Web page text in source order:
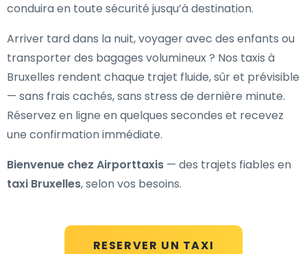
RESERVER UN TAXI
conduira en toute sécurité jusqu’à destination.
Arriver tard dans la nuit, voyager avec des enfants ou
transporter des bagages volumineux ? Nos taxis à
Bruxelles rendent chaque trajet fluide, sûr et prévisible
— sans frais cachés, sans stress de dernière minute.
Réservez en ligne en quelques secondes et recevez
une confirmation immédiate.
Bienvenue chez Airporttaxis — des trajets fiables en
taxi Bruxelles, selon vos besoins.